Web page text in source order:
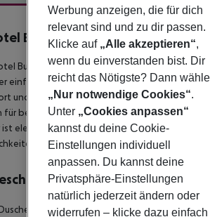
Budapest
4
Budapest (ehemals Boutique Hotel
einfach nur auf der Durchreise sind. Das
und Bequemlichkeit ausgelegt sind.
für behinderte Gäste und eine
ist elegant eingerichtet und mit praktischen
Eine einladende Atmosphäre und
Haartrockner Direktwahltelefon
Werbung anzeigen, die für dich
relevant sind und zu dir passen.
Klicke auf „Alle akzeptieren“,
wenn du einverstanden bist. Dir
reicht das Nötigste? Dann wähle
„Nur notwendige Cookies“.
Unter „Cookies anpassen“
kannst du deine Cookie-
Einstellungen individuell
anpassen. Du kannst deine
Privatsphäre-Einstellungen
natürlich jederzeit ändern oder
widerrufen – klicke dazu einfach